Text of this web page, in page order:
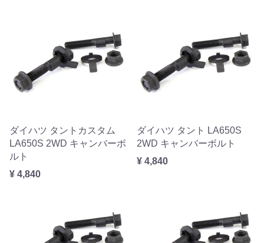
ダイハツ タントカスタム
LA650S 2WD キャンバーボ
ルト
¥ 4,840
ダイハツ タント LA650S
2WD キャンバーボルト
¥ 4,840